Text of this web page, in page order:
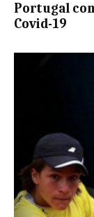
Portugal
Covid-19